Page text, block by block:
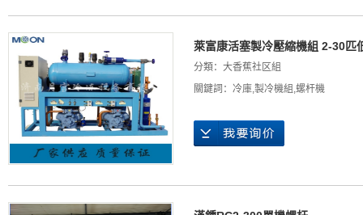
萊富康活塞製冷壓縮機組 2-30匹
分類： 大香蕉社区組
關鍵詞： 冷庫,製冷機組 ,螺杆機